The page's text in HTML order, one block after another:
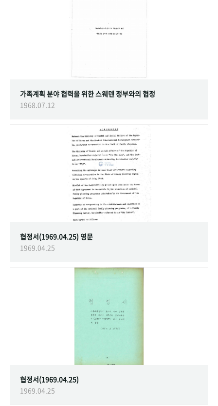
가족계획 분야 협력을 위한 스웨덴 정부와의 협정
1968.07.12
협정서(1969.04.25) 영문
1969.04.25
협정서(1969.04.25)
1969.04.25